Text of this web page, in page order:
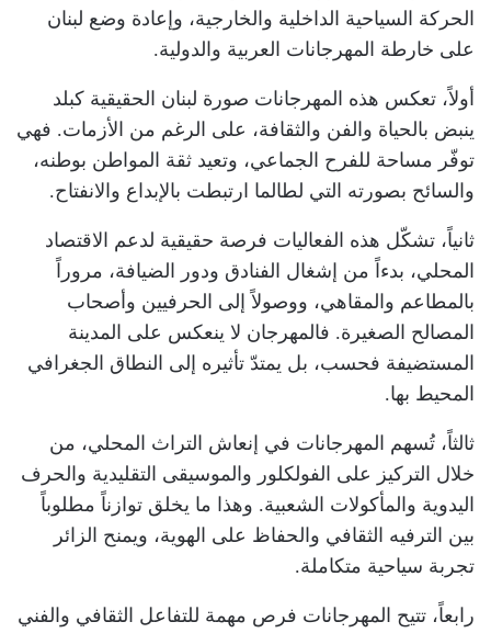
الحركة السياحية الداخلية والخارجية، وإعادة وضع لبنان
على خارطة المهرجانات العربية والدولية.
أولاً، تعكس هذه المهرجانات صورة لبنان الحقيقية كبلد
ينبض بالحياة والفن والثقافة، على الرغم من الأزمات. فهي
توفّر مساحة للفرح الجماعي، وتعيد ثقة المواطن بوطنه،
والسائح بصورته التي لطالما ارتبطت بالإبداع والانفتاح.
ثانياً، تشكّل هذه الفعاليات فرصة حقيقية لدعم الاقتصاد
المحلي، بدءاً من إشغال الفنادق ودور الضيافة، مروراً
بالمطاعم والمقاهي، ووصولاً إلى الحرفيين وأصحاب
المصالح الصغيرة. فالمهرجان لا ينعكس على المدينة
المستضيفة فحسب، بل يمتدّ تأثيره إلى النطاق الجغرافي
المحيط بها.
ثالثاً، تُسهم المهرجانات في إنعاش التراث المحلي، من
خلال التركيز على الفولكلور والموسيقى التقليدية والحرف
اليدوية والمأكولات الشعبية. وهذا ما يخلق توازناً مطلوباً
بين الترفيه الثقافي والحفاظ على الهوية، ويمنح الزائر
تجربة سياحية متكاملة.
رابعاً، تتيح المهرجانات فرص مهمة للتفاعل الثقافي والفني